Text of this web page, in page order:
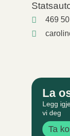
469
La
Legg
vi deg
Ta